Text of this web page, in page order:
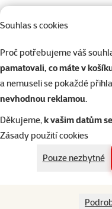
Souhlas s cookies
Proč potřebujeme váš
pamatovali, co máte v
a nemuseli se pokaždé
nevhodnou reklamou.
Děkujeme,k vašim datům
Zásady použití cookies
Pouze nezbytné